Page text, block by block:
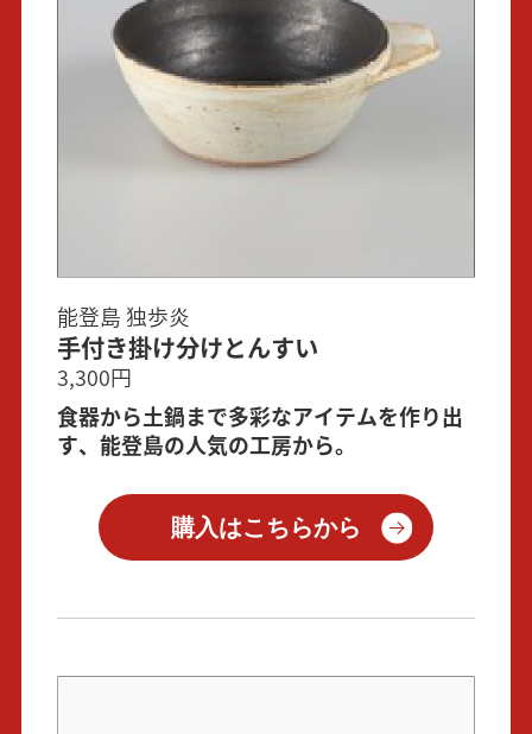
能登島 独歩炎
手付き掛け分けとんすい
3,300円
食器から土鍋まで多彩なアイテムを作り出
す、能登島の人気の工房から。
購入はこちらから